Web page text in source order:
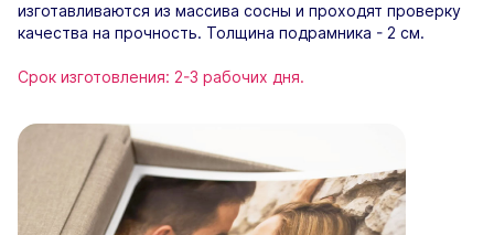
изготавливаются из массива сосны и проходят проверку
качества на прочность. Толщина подрамника - 2 см.
Срок изготовления: 2-3 рабочих дня.